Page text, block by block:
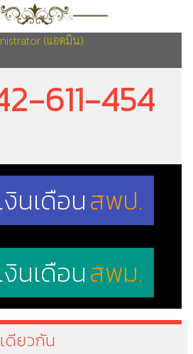
(แอดมิน)
611-454
นเดือนสพป.
นเดือนสพม.
ดียวกัน